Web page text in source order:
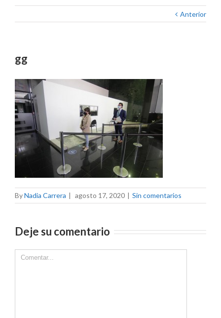
Anterior
gg
ByNadia Carrera | agosto 17, 2020 | Sin comentarios
Deje su comentario
Comment